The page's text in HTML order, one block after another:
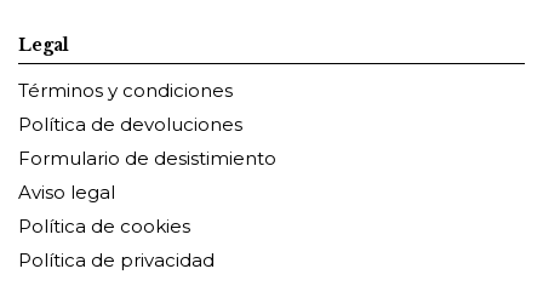
Legal
Términos y condiciones
Política de devoluciones
Formulario de desistimiento
Aviso legal
Política de cookies
Política de privacidad